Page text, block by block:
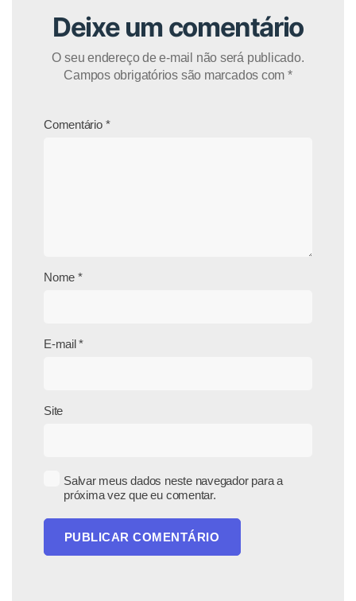
Deixe um comentário
O seu endereço de e-mail não será publicado.
Campos obrigatórios são marcados com *
Comentário *
Nome *
E-mail*
Site
Salvar meus dados neste navegador para a
próxima vez que eu comentar.